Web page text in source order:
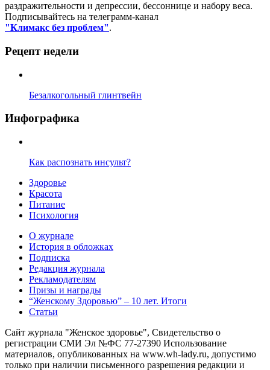
раздражительности и депрессии, бессоннице и набору веса.
Подписывайтесь на телеграмм-канал
"Климакс без проблем".
Рецепт недели
Безалкогольный глинтвейн
Инфографика
Как распознать инсульт?
Здоровье
Красота
Питание
Психология
О журнале
История в обложках
Подписка
Редакция журнала
Рекламодателям
Призы и награды
“Женскому Здоровью” – 10 лет. Итоги
Статьи
Сайт журнала "Женское здоровье", Свидетельство о
регистрации СМИ Эл №ФС 77-27390 Использование
материалов, опубликованных на www.wh-lady.ru, допустимо
только при наличии письменного разрешения редакции и